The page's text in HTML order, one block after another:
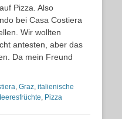
Pizza. Also
bei Casa Costiera
Wir wollten
antesten, aber das
Da mein Freund
Graz italienische
Pizza